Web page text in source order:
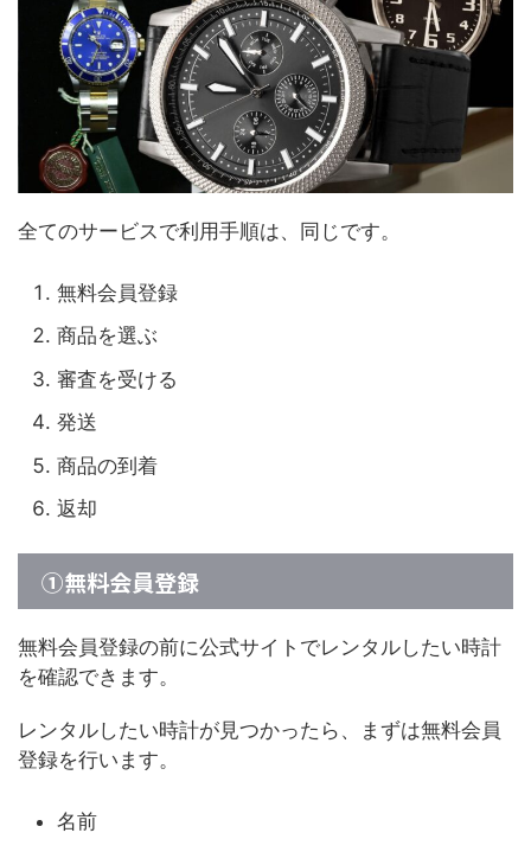
全てのサービスで利用手順は、同じです。
無料会員登録
商品を選ぶ
審査を受ける
発送
商品の到着
返却
①無料会員登録
無料会員登録の前に公式サイトでレンタルしたい時計
を確認できます。
レンタルしたい時計が見つかったら、まずは無料会員
登録を行います。
名前